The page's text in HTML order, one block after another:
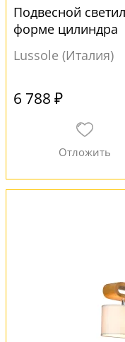
Подвесной
форме цилиндра
Lussole (Италия)
6 788 ₽